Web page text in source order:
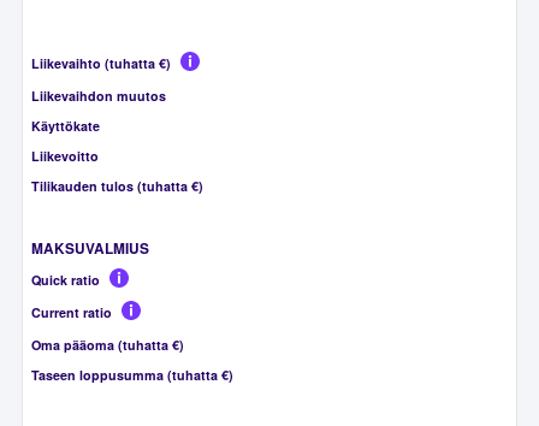
Liikevaihto (tuhatta €)
Liikevaihdon muutos
Käyttökate
Liikevoitto
Tilikauden tulos (tuhatta €)
MAKSUVALMIUS
Quick ratio
Current ratio
Oma pääoma (tuhatta €)
Taseen loppusumma (tuhatta €)